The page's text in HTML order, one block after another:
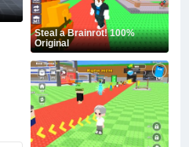
Steal a Brainrot! 100%
Original